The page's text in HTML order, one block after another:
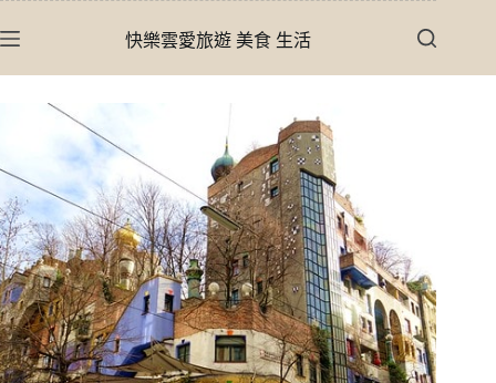
至
快樂雲愛旅遊 美食 生活